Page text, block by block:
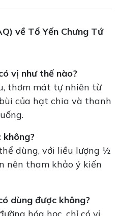
về Tổ Yến Chưng Tứ
vị như thế nào?
thơm mát tự nhiên từ
của hạt chia và thanh
không?
dùng, với liều lượng ½
nên tham khảo ý kiến
dùng được không?